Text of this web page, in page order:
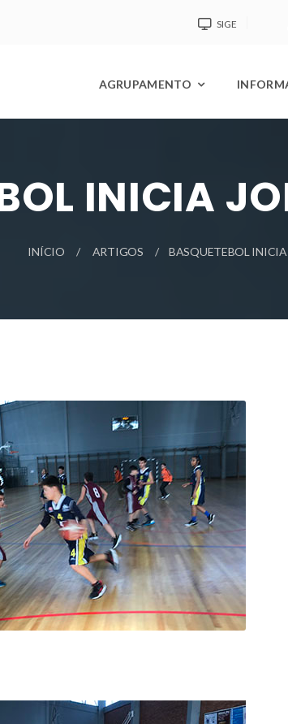
SIGE
AGRUPAMENTO
INICIA
INÍCIO ARTIGOS BASQUETEBOL